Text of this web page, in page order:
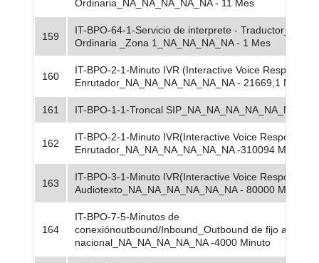
Ordinaria_NA_NA_NA_NA_NA - 11 Mes
159
IT-BPO-64-1-Servicio de interprete -
Ordinaria _Zona 1_NA_NA_NA_NA - 1 Mes
160
IT-BPO-2-1-Minuto IVR (Interactive Voice Response) -
Enrutador_NA_NA_NA_NA_NA_NA - 21669,1 Minuto
161 IT-BPO-1-1-Troncal SIP_NA_NA_NA_NA_NA_NA -
162
IT-BPO-2-1-Minuto IVR(Interactive Voice Response) -
Enrutador_NA_NA_NA_NA_NA_NA -310094 Minuto
163
IT-BPO-3-1-Minuto IVR(Interactive Voice Response) -
Audiotexto_NA_NA_NA_NA_NA_NA - 80000 Minuto
164
IT-BPO-7-5-Minutos de
conexiónoutbound/Inbound_Outbound de fijo a
nacional_NA_NA_NA_NA_NA -4000 Minuto